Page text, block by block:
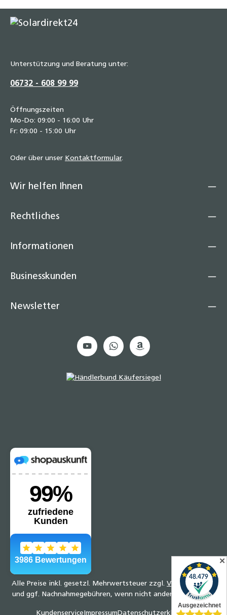
Unterstützung und Beratung unter:
06732 - 608 99 99
Öffnungszeiten
Mo-Do: 09:00 - 16:00 Uhr
Fr: 09:00 - 15:00 Uhr
Oder über unser Kontaktformular.
Wir helfen Ihnen
Rechtliches
Informationen
Businesskunden
Newsletter
Alle Preise inkl. gesetzl. Mehrwertsteuer zzgl. Versandkosten
und ggf. Nachnahmegebühren, wenn nicht anders angegeben.
Kundenservice Impressum Datenschutzerklärung
✕